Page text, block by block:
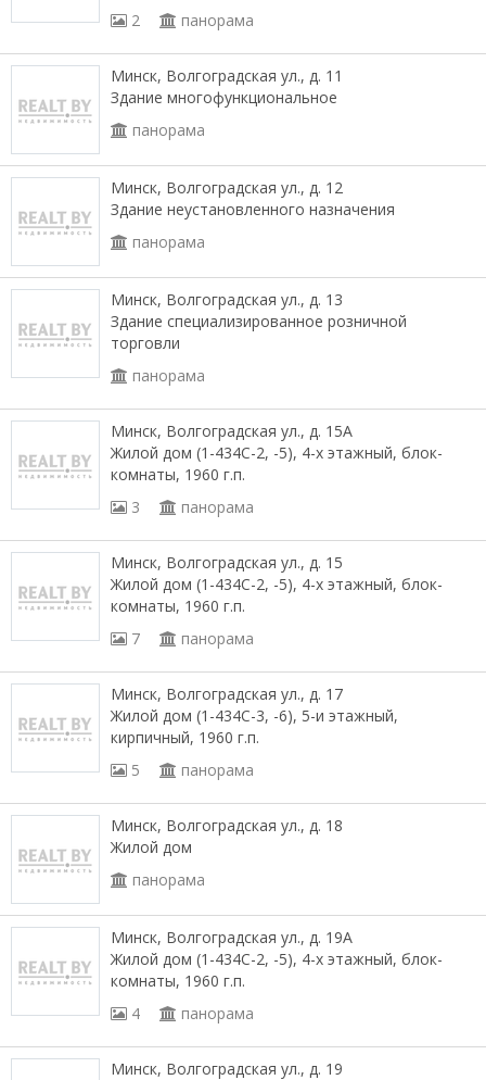
2
панорама
Минск, Волгоградская ул., д. 11
Здание многофункциональное
панорама
Минск, Волгоградская ул., д. 12
Здание неустановленного назначения
панорама
Минск, Волгоградская ул., д. 13
Здание специализированное розничной
торговли
панорама
Минск, Волгоградская ул., д. 15А
Жилой дом (1-434С-2, -5), 4-х этажный, блок-
комнаты, 1960 г.п.
3
панорама
Минск, Волгоградская ул., д. 15
Жилой дом (1-434С-2, -5), 4-х этажный, блок-
комнаты, 1960 г.п.
7
панорама
Минск, Волгоградская ул., д. 17
Жилой дом (1-434С-3, -6), 5-и этажный,
кирпичный, 1960 г.п.
5
панорама
Минск, Волгоградская ул., д. 18
Жилой дом
панорама
Минск, Волгоградская ул., д. 19А
Жилой дом (1-434С-2, -5), 4-х этажный, блок-
комнаты, 1960 г.п.
4
панорама
Минск, Волгоградская ул., д. 19